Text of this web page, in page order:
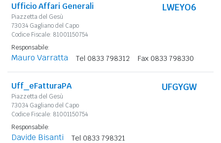
Ufficio Affari Generali
Piazzetta del Gesù
73034 Gagliano del Capo
Codice Fiscale: 81001150754
LWEYO6
Responsabile:
Mauro Varratta Tel 0833 798312 Fax 0833 798330
Uff_eFatturaPA
Piazzetta del Gesù
73034 Gagliano del Capo
Codice Fiscale: 81001150754
UFGYGW
Responsabile:
Davide Bisanti Tel 0833 798321